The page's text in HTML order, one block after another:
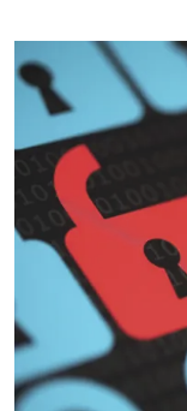
in) ab 01/2022
Renocon sàrl,
De Schnuffekiné
H.K.T, Lontzen
San Marco,
Melktechnik
Scan-in, Time-in,
JOMA AG,
GL Distribution,
Pipe Consult SA,
Time-in, Board-
NETiKA
DeN
Stonehage
in, Time-in,